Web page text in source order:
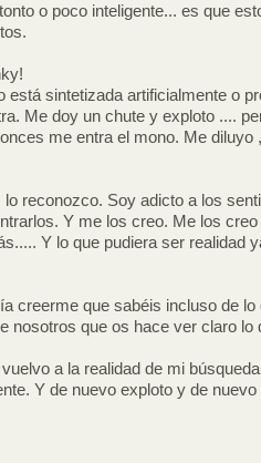
o poco inteligente... es que
está sintetizada artificialmente o
Me doy un chute y exploto ....
me entra el mono. Me diluyo
lo reconozco. Soy adicto a los
Y me los creo. Me los
Y lo que pudiera ser realidad
creerme que sabéis incluso de
nosotros que os hace ver claro lo
a la realidad de mi
Y de nuevo exploto y de